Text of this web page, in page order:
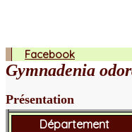
Facebook
Gymnadenia
Présentation
Département